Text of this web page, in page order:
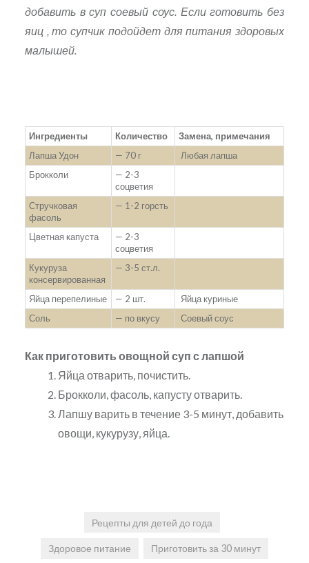
добавить в суп соевый соус. Если готовить без
яиц , то супчик подойдет для питания здоровых
малышей.
Ингредиенты Количество
Замена, примечания
Лапша Удон
— 70 г
Любая лапша
Брокколи
— 2-3
соцветия
Стручковая
фасоль
— 1-2 горсть
Цветная капуста
— 2-3
соцветия
Кукуруза
консервированная
— 3-5 ст.л.
Яйца перепелиные — 2 шт.
Яйца куриные
Соль
— по вкусу Соевый соус
Как приготовить овощной суп с лапшой
Яйца отварить, почистить.
Брокколи, фасоль, капусту отварить.
Лапшу варить в течение 3-5 минут, добавить
овощи, кукурузу, яйца.
Рецепты для детей до года
Здоровое питание Приготовить за 30 минут